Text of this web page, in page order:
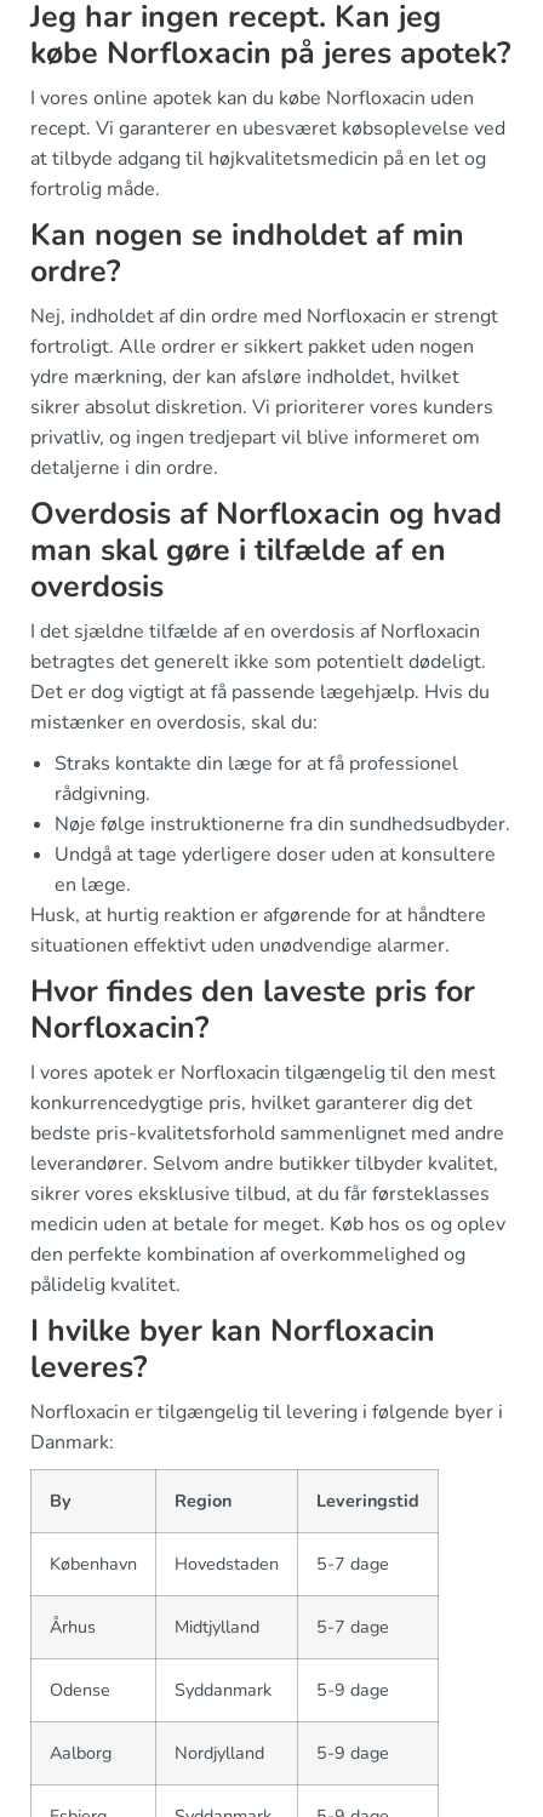
Jeg har ingen recept. Kan jeg
købe Norfloxacin på jeres apotek?
I vores online apotek kan du købe Norfloxacin uden
recept. Vi garanterer en ubesværet købsoplevelse ved
at tilbyde adgang til højkvalitetsmedicin på en let og
fortrolig måde.
Kan nogen se indholdet af min
ordre?
Nej, indholdet af din ordre med Norfloxacin er strengt
fortroligt. Alle ordrer er sikkert pakket uden nogen
ydre mærkning, der kan afsløre indholdet, hvilket
sikrer absolut diskretion. Vi prioriterer vores kunders
privatliv, og ingen tredjepart vil blive informeret om
detaljerne i din ordre.
Overdosis af Norfloxacin og hvad
man skal gøre i tilfælde af en
overdosis
I det sjældne tilfælde af en overdosis af Norfloxacin
betragtes det generelt ikke som potentielt dødeligt.
Det er dog vigtigt at få passende lægehjælp. Hvis du
mistænker en overdosis, skal du:
Straks kontakte din læge for at få professionel
rådgivning.
Nøje følge instruktionerne fra din sundhedsudbyder.
Undgå at tage yderligere doser uden at konsultere
en læge.
Husk, at hurtig reaktion er afgørende for at håndtere
situationen effektivt uden unødvendige alarmer.
Hvor findes den laveste pris for
Norfloxacin?
I vores apotek er Norfloxacin tilgængelig til den mest
konkurrencedygtige pris, hvilket garanterer dig det
bedste pris-kvalitetsforhold sammenlignet med andre
leverandører. Selvom andre butikker tilbyder kvalitet,
sikrer vores eksklusive tilbud, at du får førsteklasses
medicin uden at betale for meget. Køb hos os og oplev
den perfekte kombination af overkommelighed og
pålidelig kvalitet.
I hvilke byer kan Norfloxacin
leveres?
Norfloxacin er tilgængelig til levering i følgende byer i
Danmark:
By Region Leveringstid
København Hovedstaden 5-7 dage
Århus Midtjylland 5-7 dage
Odense Syddanmark 5-9 dage
Aalborg Nordjylland 5-9 dage